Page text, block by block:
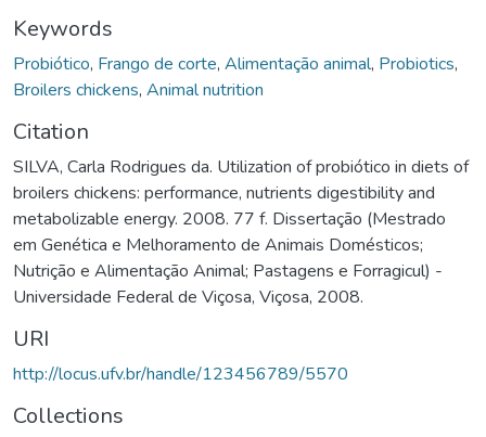
Keywords
Probiótico, Frango de corte, Alimentação animal, Probiotics,
Broilers chickens, Animal nutrition
Citation
SILVA, Carla Rodrigues da. Utilization of probiótico in diets of
broilers chickens: performance, nutrients digestibility and
metabolizable energy. 2008. 77 f. Dissertação (Mestrado
em Genética e Melhoramento de Animais Domésticos;
Nutrição e Alimentação Animal; Pastagens e Forragicul) -
Universidade Federal de Viçosa, Viçosa, 2008.
URI
http://locus.ufv.br/handle/123456789/5570
Collections